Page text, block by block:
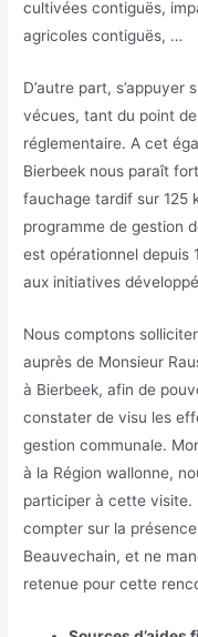
cultivées contiguës,
agricoles contiguës, …
D’autre part, s’appuyer
vécues, tant du point
réglementaire. A cet
Bierbeek nous paraît
fauchage tardif sur 125
programme de gestion
est opérationnel depuis
aux initiatives
Nous comptons
auprès de Monsieur
à Bierbeek, afin de
constater de visu les
gestion communale.
à la Région wallonne,
participer à cette visite.
compter sur la
Beauvechain, et ne
retenue pour cette